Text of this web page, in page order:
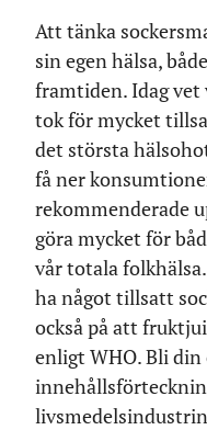
Att tänka
sin egen hälsa,
framtiden. Idag
tok för mycket
det största
få ner
rekommenderade
göra mycket för
vår totala
ha något tillsatt
också på att
enligt WHO. Bli din